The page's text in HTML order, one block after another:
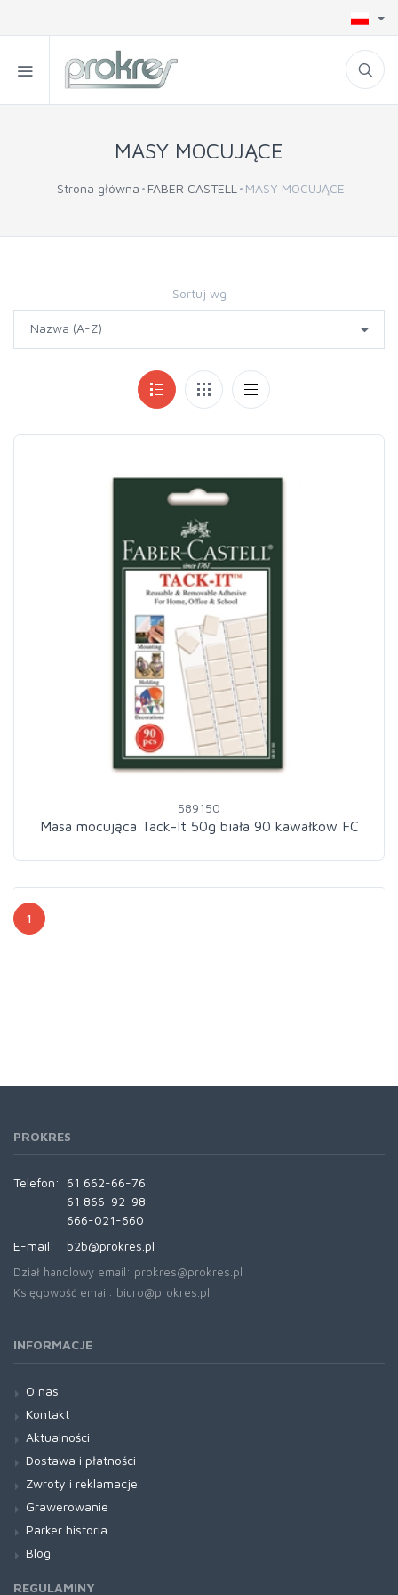
MASY MOCUJĄCE
Strona główna FABER CASTELL MASY MOCUJĄCE
Sortuj wg
589150
Masa mocująca Tack-It 50g biała 90 kawałków FC
1
PROKRES
Telefon:
61 662-66-76
61 866-92-98
666-021-660
E-mail:
b2b@prokres.pl
Dział handlowy email: prokres@prokres.pl
Księgowość email: biuro@prokres.pl
INFORMACJE
O nas
Kontakt
Aktualności
Dostawa i płatności
Zwroty i reklamacje
Grawerowanie
Parker historia
Blog
REGULAMINY